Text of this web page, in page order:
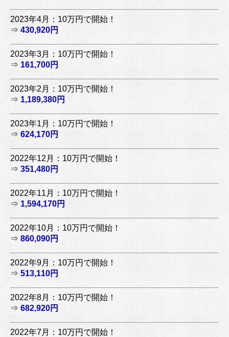
2023年4月：10万円で開始！
⇒ 430,920円
2023年3月：10万円で開始！
⇒ 161,700円
2023年2月：10万円で開始！
⇒ 1,189,380円
2023年1月：10万円で開始！
⇒ 624,170円
2022年12月：10万円で開始！
⇒ 351,480円
2022年11月：10万円で開始！
⇒ 1,594,170円
2022年10月：10万円で開始！
⇒ 860,090円
2022年9月：10万円で開始！
⇒ 513,110円
2022年8月：10万円で開始！
⇒ 682,920円
2022年7月：10万円で開始！